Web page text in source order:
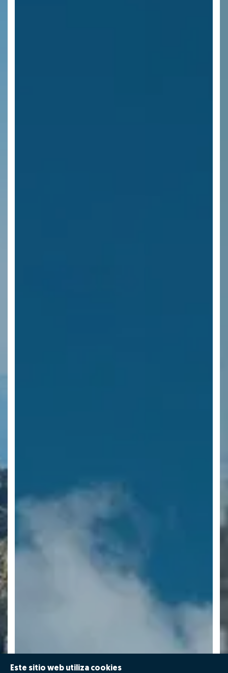
Este sitio web utiliza cookies